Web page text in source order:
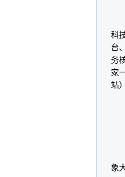
科
台
务
家
站
象